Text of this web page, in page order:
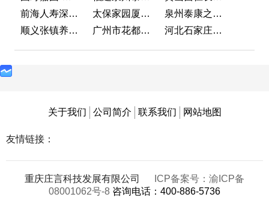
前海人寿深圳幸福之家
太保家园厦门国际颐养社区
泉州泰康之家鲤园
顺义张镇养老照料中心
广州市花都区花山镇敬老院 河北石家庄泰康之家冀园
关于我们 公司简介 联系我们 网站地图
友情链接：
重庆庄言科技发展有限公司
ICP备案号：渝ICP备
08001062号-8 咨询电话：400-886-5736